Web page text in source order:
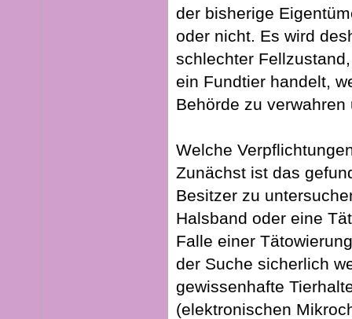
der bisherige
oder nicht. Es wird
schlechter
ein Fundtier handelt,
Behörde zu verwahren
Welche
Zunächst ist das
Besitzer zu
Halsband oder eine
Falle einer
der Suche sicherlich
gewissenhafte
(elektronischen